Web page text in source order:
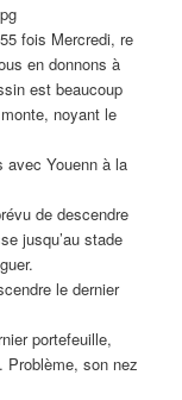
fois Mercredi, re
en donnons à
est beaucoup
noyant le
avec Youenn à la
de descendre
jusqu’au stade
le dernier
portefeuille,
Problème, son nez